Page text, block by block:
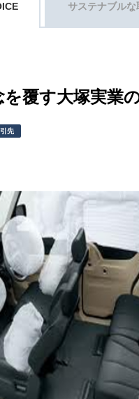
サステナブルな
を覆す大塚実業
先